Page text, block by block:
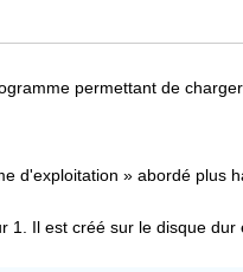
permettant de
d'exploitation » abordé plus
Il est créé sur le disque dur